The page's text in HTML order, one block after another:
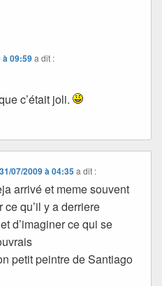
à 09:59a dit :
c’était joli.
31/07/2009 à 04:35 a dit :
arrivé et meme souvent
qu’il y a derriere
d’imaginer ce qui se
petit peintre de Santiago